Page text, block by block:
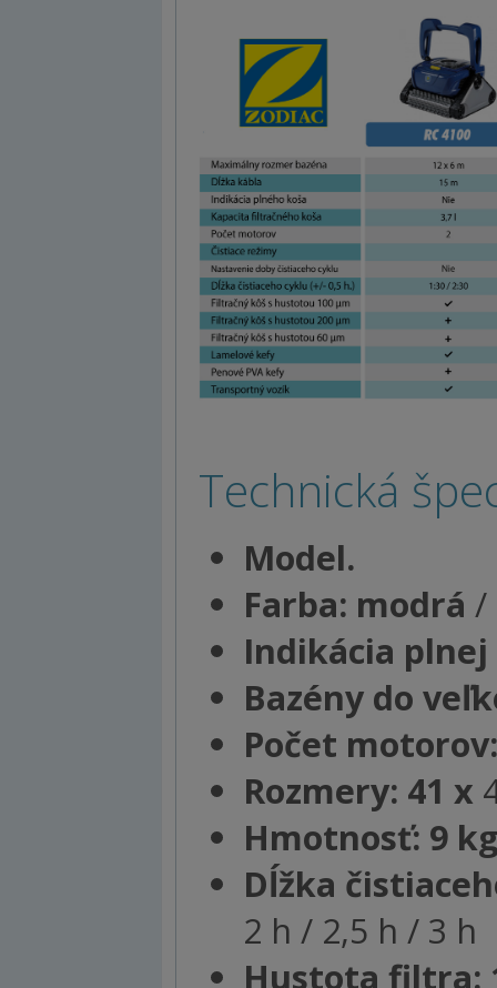
Technická
Model.
Farba: modrá /
Indikácia plnej
Bazény do
Počet
Rozmery: 41 x
Hmotnosť: 9
Dĺžka
2 h / 2,5 h / 3 h
Hustota filtra: